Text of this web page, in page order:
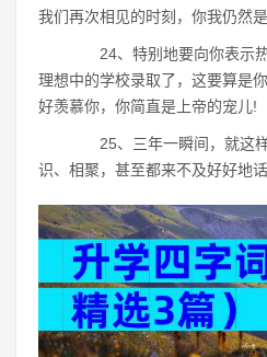
我们再次相见的时刻，你我仍然
24、特别地要向你表示热
理想中的学校录取了，这要算是
好羡慕你，你简直是上帝的宠儿!
25、三年一瞬间，就这样
识、相聚，甚至都来不及好好地